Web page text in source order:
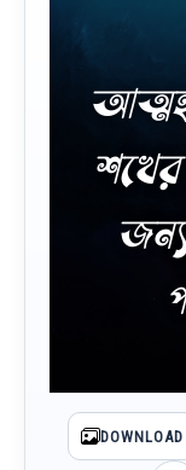
DOWNLOAD